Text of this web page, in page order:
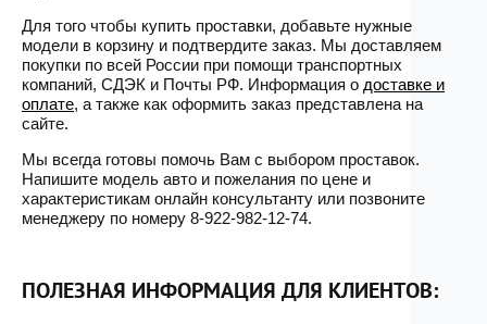
Для того чтобы купить проставки, добавьте нужные
модели в корзину и подтвердите заказ. Мы доставляем
покупки по всей России при помощи транспортных
компаний, СДЭК и Почты РФ. Информация о доставке и
оплате, а также как оформить заказ представлена на
сайте.
Мы всегда готовы помочь Вам с выбором проставок.
Напишите модель авто и пожелания по цене и
характеристикам онлайн консультанту или позвоните
менеджеру по номеру 8-922-982-12-74.
ПОЛЕЗНАЯ ИНФОРМАЦИЯ ДЛЯ КЛИЕНТОВ: